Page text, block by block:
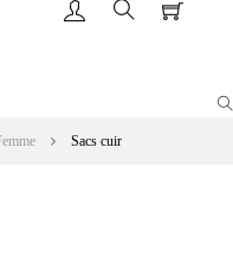
Sacs cuir